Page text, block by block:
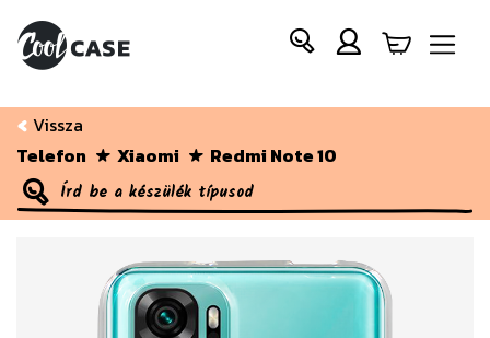
Vissza
Telefon
Xiaomi Redmi Note 10